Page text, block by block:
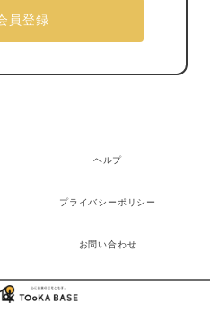
ヘルプ
プライバシーポリシー
お問い合わせ